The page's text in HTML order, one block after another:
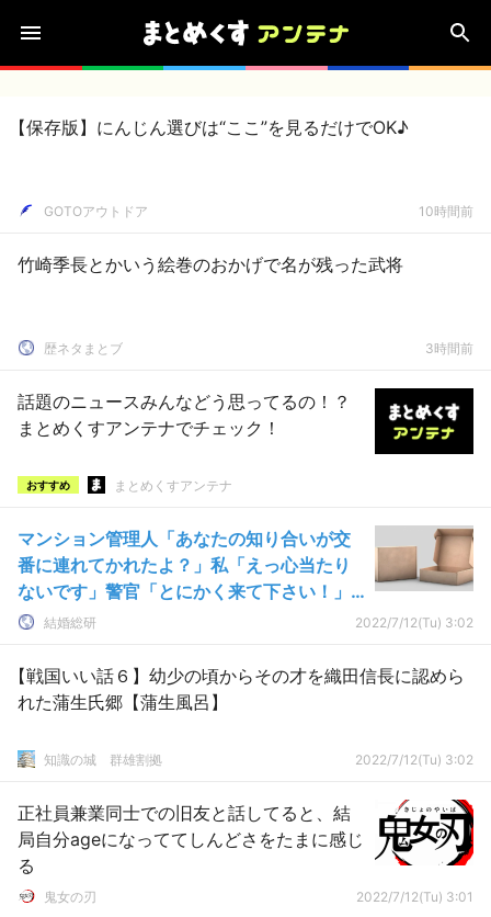
【保存版】にんじん選びは“ここ”を見るだけでOK♪
GOTOアウトドア 10時間前
竹崎季長とかいう絵巻のおかげで名が残った武将
歴ネタまとブ 3時間前
話題のニュースみんなどう思ってるの！？
まとめくすアンテナでチェック！
おすすめ まとめくすアンテナ
マンション管理人「あなたの知り合いが交
番に連れてかれたよ？」私「えっ心当たり
ないです」警官「とにかく来て下さい！」
私「！？」→結果…
結婚総研 2022/7/12(Tu) 3:02
【戦国いい話６】幼少の頃からその才を織田信長に認めら
れた蒲生氏郷【蒲生風呂】
知識の城 群雄割拠 2022/7/12(Tu) 3:02
正社員兼業同士での旧友と話してると、結
局自分ageになっててしんどさをたまに感じ
る
鬼女の刃 2022/7/12(Tu) 3:01